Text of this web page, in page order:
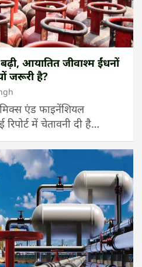
आयातित जीवाश्म ईंधनों
जरूरी है?
एंड फाइनेंशियल
में चेतावनी दी है…